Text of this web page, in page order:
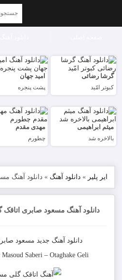
گرشا رضائی
کبوتر امّید
امید جهان
پشت پنجره
میثم ابراهیمی
بالاخره شد
مهدی مقدم
چطورم
ایر پلیر » دانلود آهنگ » دانلود آهنگ
دانلود آهنگ مسعود صابری اتاقک
دانلود آهنگ جدید مسعود
Masoud Saberi – Otaghake Geli